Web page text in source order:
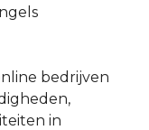
bedrijven
in